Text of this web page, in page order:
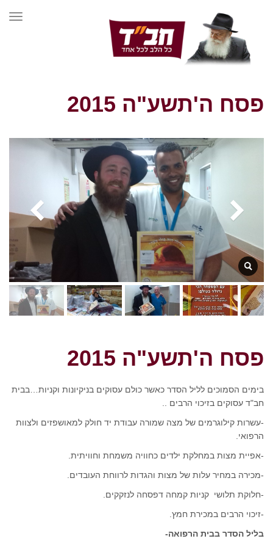
פסח ה'תשע"ה 2015
ראשי » גלריה » פסח ה'תשע"ה 2015
פסח ה'תשע"ה 2015
בימים הסמוכים לליל הסדר כאשר כולם עסוקים בניקיונות וקניות…בבית
חב"ד עסוקים בזיכוי הרבים ..
-עשרות קילוגרמים של מצה שמורה עבודת יד חולק למאושפזים ולצוות
הרפואי.
-אפיית מצות במחלקת ילדים כחוויה משמחת וחוויתית.
-מכירה במחיר עלות של מצות והגדות לרווחת העובדים.
-חלוקת תלושי קניות קמחה דפסחה לנזקקים.
-זיכוי הרבים במכירת חמץ.
בליל הסדר בבית הרפואה-